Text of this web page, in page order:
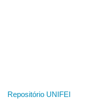
Repositório UNIFEI